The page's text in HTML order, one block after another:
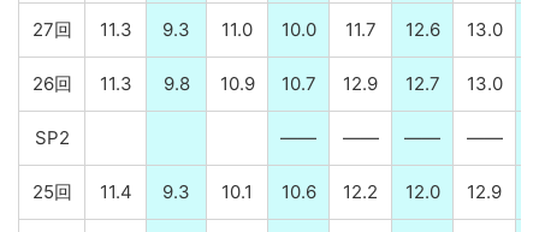
27回 11.3 9.3 11.0 10.0 11.7 12.6 13.0
26回 11.3 9.8 10.9 10.7 12.9 12.7 13.0
SP2 ―― ―― ―― ――
25回 11.4 9.3 10.1 10.6 12.2 12.0 12.9